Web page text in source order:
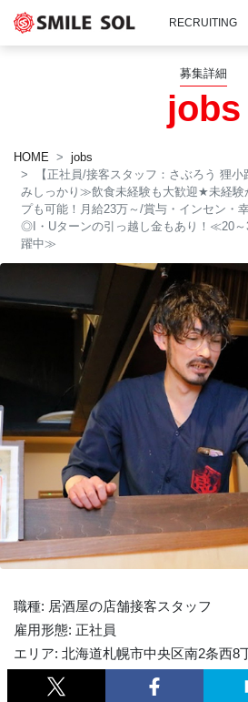
RECRUITING
募集詳細
jobs
HOME
jobs
【正社員/接客スタッフ：さぶろう 狸
みしっかり≫飲食未経験も大歓迎★未経験
プも可能！月給23万～/賞与・インセン・
◎I・Uターンの引っ越し金もあり！≪20～
躍中≫
職種: 居酒屋の店舗接客スタッフ
雇用形態: 正社員
エリア: 北海道札幌市中央区南2条西8